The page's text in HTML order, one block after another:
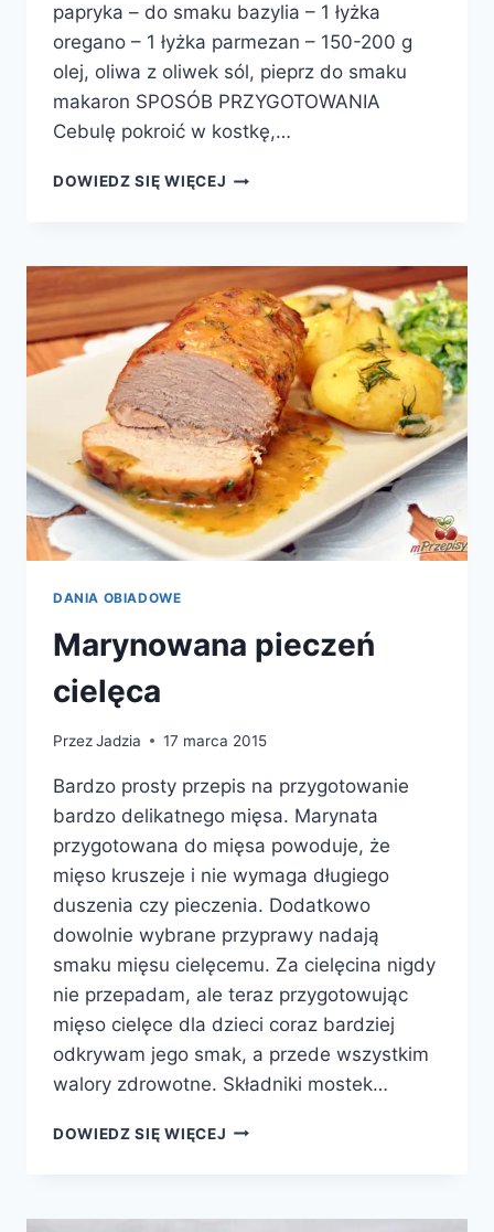
papryka – do smaku bazylia – 1 łyżka
oregano – 1 łyżka parmezan – 150-200 g
olej, oliwa z oliwek sól, pieprz do smaku
makaron SPOSÓB PRZYGOTOWANIA
Cebulę pokroić w kostkę,…
DOWIEDZ SIĘ WIĘCEJ SPAGHETTI
DANIA OBIADOWE
Marynowana pieczeń
cielęca
PrzezJadzia 17 marca 2015
Bardzo prosty przepis na przygotowanie
bardzo delikatnego mięsa. Marynata
przygotowana do mięsa powoduje, że
mięso kruszeje i nie wymaga długiego
duszenia czy pieczenia. Dodatkowo
dowolnie wybrane przyprawy nadają
smaku mięsu cielęcemu. Za cielęcina nigdy
nie przepadam, ale teraz przygotowując
mięso cielęce dla dzieci coraz bardziej
odkrywam jego smak, a przede wszystkim
walory zdrowotne. Składniki mostek…
DOWIEDZ SIĘ WIĘCEJ MARYNOWANA